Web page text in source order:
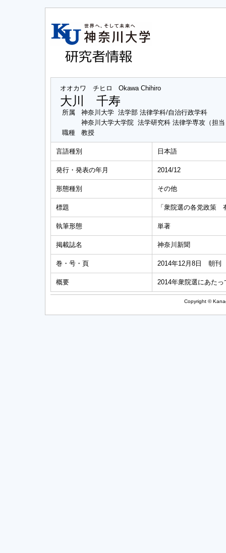
オオカワ チヒロ Okawa Chihiro
大川 千寿
所属
神奈川大学 法学部 法律学科/自治行政学科
神奈川大学大学院 法学研究科 法律学専攻（担
職種
教授
言語種別 日本語
発行・発表の年月 2014/12
形態種別 その他
標題 「衆院選の各党政策
執筆形態 単著
掲載誌名 神奈川新聞
巻・号・頁 2014年12月8日 朝刊
概要 2014年衆院選にあた
Copyright ©